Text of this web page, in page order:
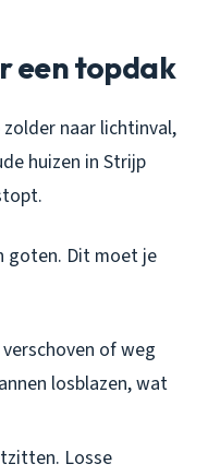
een topdak
naar lichtinval,
huizen in Strijp
goten. Dit moet je
of weg
losblazen, wat
Losse